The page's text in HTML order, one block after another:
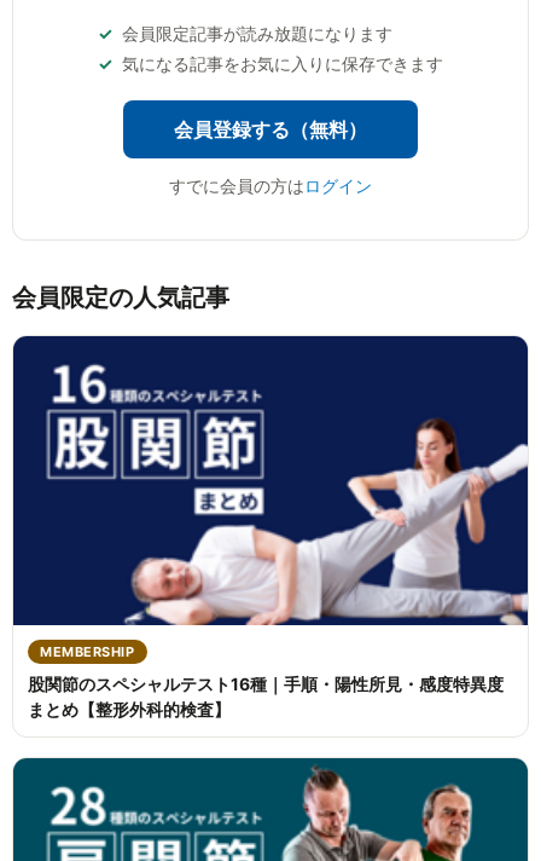
会員限定記事が読み放題になります
気になる記事をお気に入りに保存できます
会員登録する（無料）
すでに会員の方はログイン
会員限定の人気記事
MEMBERSHIP
股関節のスペシャルテスト16種｜手順・陽性所見・感度特異度
まとめ【整形外科的検査】